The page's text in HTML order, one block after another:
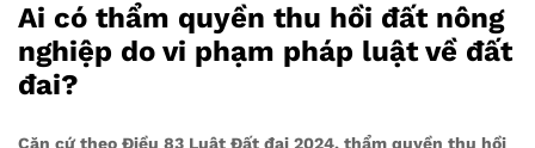
Ai có thẩm quyền thu hồi đất nông
nghiệp do vi phạm pháp luật về đất
đai?
Căn cứ theo Điều 83 Luật Đất đai 2024, thẩm quyền thu hồi